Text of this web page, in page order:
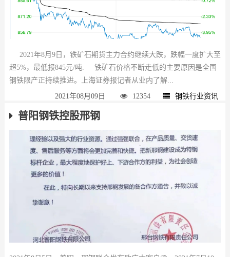
2021年8月9日，铁矿石期货主力合约继续大跌，跌幅一度扩大至
超5%，最低报845元/吨. 铁矿石价格不断走低的主要原因是全国
钢铁限产正持续推进。上海证券报记者从业内了解...
2021年08月09日 12354 钢铁行业资讯
普阳钢铁控股邢钢